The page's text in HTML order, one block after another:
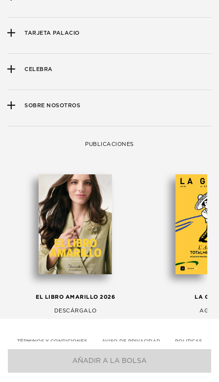
AÑADIR A LA BOLSA
TARJETA PALACIO
CELEBRA
SOBRE NOSOTROS
PUBLICACIONES
EL LIBRO AMARILLO 2026
DESCÁRGALO
LA
TÉRMINOS Y CONDICIONES AVISO DE PRIVACIDAD POLITICAS